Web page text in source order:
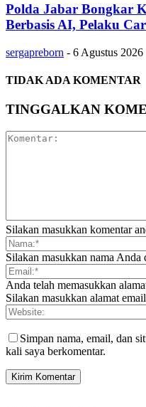
Polda Jabar Bongkar
Berbasis AI, Pelaku
sergapreborn - 6 Agustus 2026
TIDAK ADA KOMENTAR
TINGGALKAN
Silakan masukkan komentar
Silakan masukkan nama Anda
Anda telah memasukkan
Silakan masukkan alamat
Simpan nama, email, dan
kali saya berkomentar.